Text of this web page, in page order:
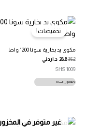
تخفيضات!
مكوى يد بخارية سونا 1200 واط
35.2
28.8 د.اردني
SHS 1009
إضافة إلى السلة
غير متوفر في